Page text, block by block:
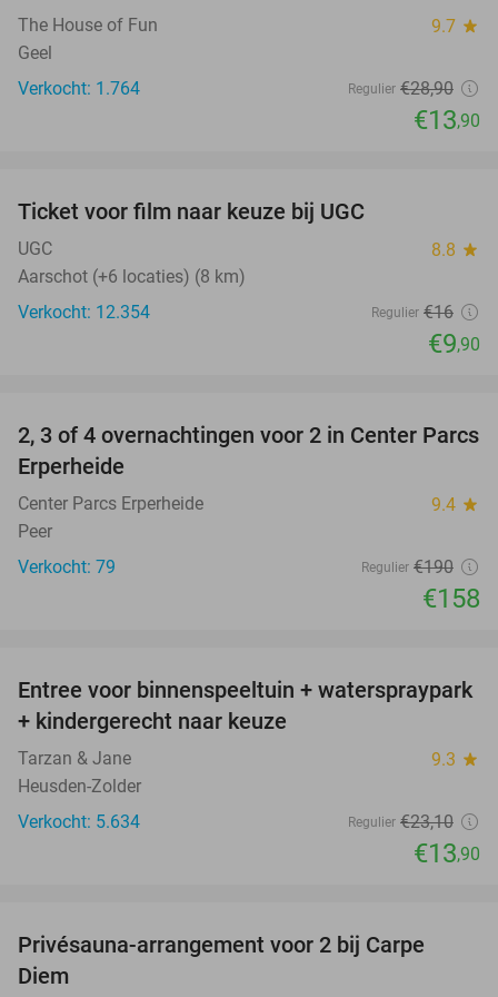
The House of Fun 9.7 star
Geel
Verkocht: 1.764
Regulier €28,90
€13,90
Ticket voor film naar keuze bij UGC
UGC 8.8 star
Aarschot (+6 locaties) (8 km)
Verkocht: 12.354
Regulier €16
€9,90
17%
2, 3 of 4 overnachtingen voor 2 in Center Parcs
Erperheide
Center Parcs Erperheide 9.4 star
Peer
Verkocht: 79
Regulier €190
€158
40%
Entree voor binnenspeeltuin + waterspraypark
+ kindergerecht naar keuze
Tarzan & Jane 9.3 star
Heusden-Zolder
Verkocht: 5.634
Regulier €23,10
€13,90
Privésauna-arrangement voor 2 bij Carpe
Diem